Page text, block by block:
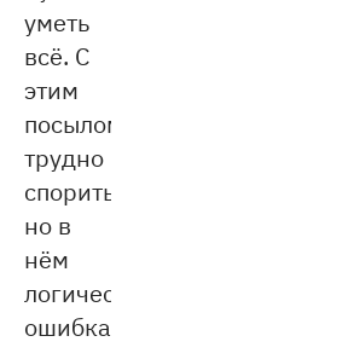
уметь
всё. С
этим
посылом
трудно
спорить,
но в
нём
логическая
ошибка.